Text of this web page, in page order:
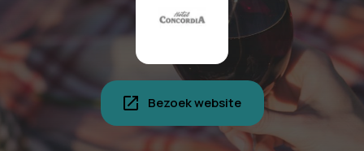
Bezoek website
Kasteel Satzvey:
LVR-
Seepark Zülpich:
Zuidzeegevoel in
Euskirchen:
LVR